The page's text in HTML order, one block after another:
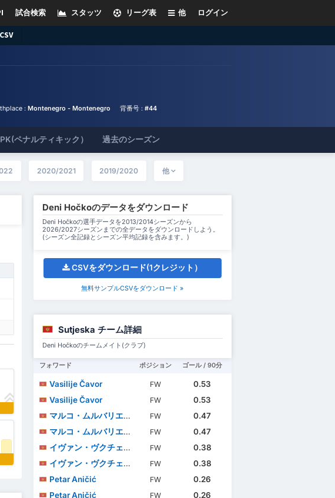
ログイン
他
リーグ表
スタッツ
試合検索
CSV
:Montenegro - Montenegro 背番号 :#44
PK(ペナルティキック） 過去のシーズン
2020/2021 2019/2020 他
Deni Hočkoのデータをダウンロード
Deni Hočkoの選手データを2013/2014シーズンから
2026/2027シーズンまでの全データをダウンロードしよう。
(シーズン全記録とシーズン平均記録を含みます。)
CSVをダウンロード(1クレジット）
無料サンプルCSVをダウンロード »
Sutjeska チーム詳細
Deni Hočkoのチームメイト(クラブ)
フォワード ポジション ゴール / 90分
Vasilije Čavor FW
0.53
Vasilije Čavor
FW
0.53
マルコ・ムルバリエビッチ
FW
0.47
マルコ・ムルバリエビッチ
FW
0.47
イヴァン・ヴクチェヴィッチ
FW
0.38
イヴァン・ヴクチェヴィッチ
FW
0.38
Petar Aničić
FW
0.26
Petar Aničić
FW
0.26